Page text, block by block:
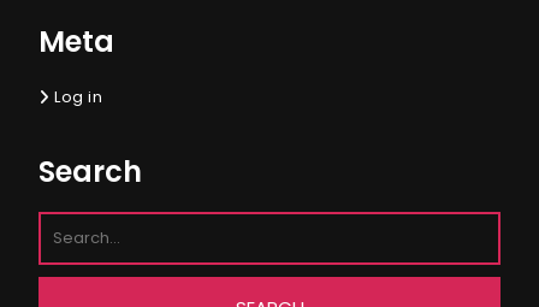
Meta
Log in
Search